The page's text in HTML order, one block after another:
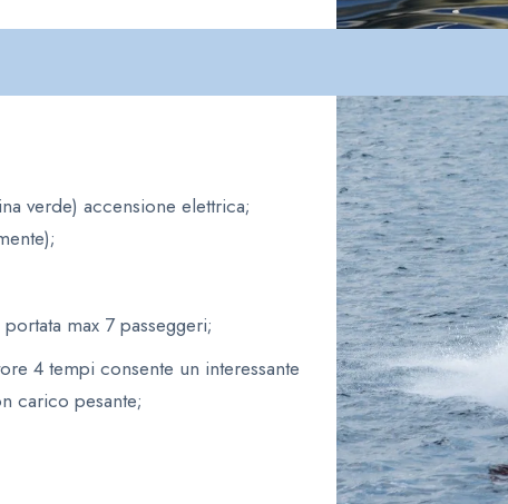
verde) accensione elettrica;
max 7 passeggeri;
4 tempi consente un interessante
carico pesante;